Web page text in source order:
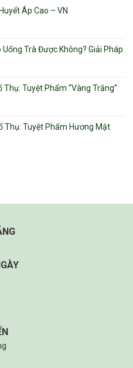
Áp Cao – VN
Uống Trà Được Không? Giải Pháp
Thụ: Tuyệt Phẩm “Vàng Trắng”
Thụ: Tuyệt Phẩm Hương Mật